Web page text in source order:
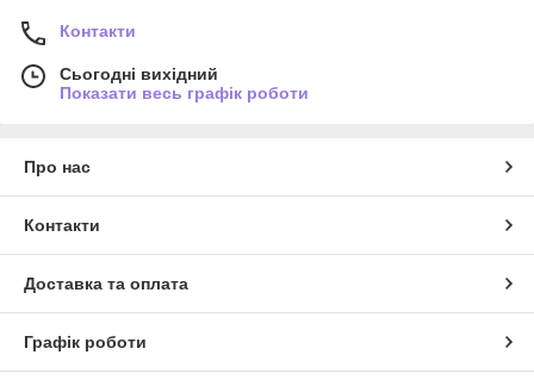
Контакти
Сьогодні вихідний
Показати весь графік роботи
Про нас
Контакти
Доставка та оплата
Графік роботи